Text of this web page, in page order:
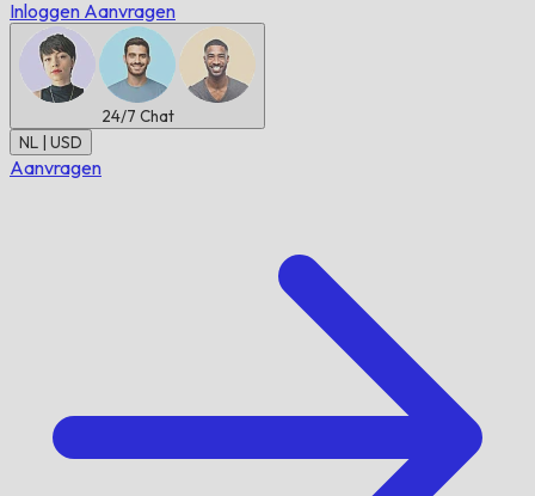
Inloggen Aanvragen
24/7 Chat
NL | USD
Aanvragen